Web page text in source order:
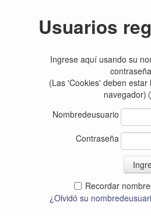
Módulos
Usuarios
Ingrese aquí usando su
contraseña
(Las 'Cookies' deben estar
navegador)
Nombredeusuario
Contraseña
Recordar
¿Olvidó su